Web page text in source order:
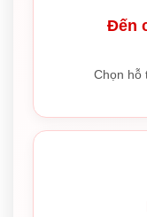
Đến
Chọn hỗ